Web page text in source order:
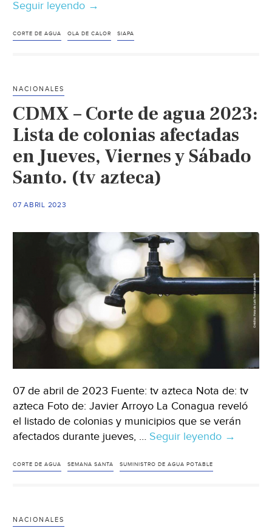
Seguir leyendo Jalisco-
Siapa
agua
15
colonias
de
→
CORTE DE AGUA OLA DE CALOR SIAPA
NACIONALES
CDMX – Corte de agua 2023:
Lista de colonias afectadas
en Jueves, Viernes y Sábado
Santo. (tv azteca)
07 ABRIL 2023
07 de abril de 2023 Fuente: tv azteca Nota de: tv
azteca Foto de: Javier Arroyo La Conagua reveló
el listado de colonias y municipios que se verán
afectados durante jueves, … Seguir leyendo CDMX
→
CORTE DE AGUA SEMANA SANTA SUMINISTRO DE AGUA POTABLE
NACIONALES